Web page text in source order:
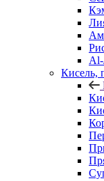
Al-
Кисель,